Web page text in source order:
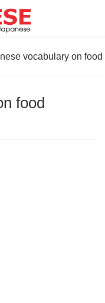
vocabulary on food
food